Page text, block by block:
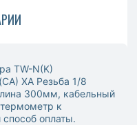
TW-N(K)
ХА Резьба 1/8
300мм, кабельный
к
оплаты.